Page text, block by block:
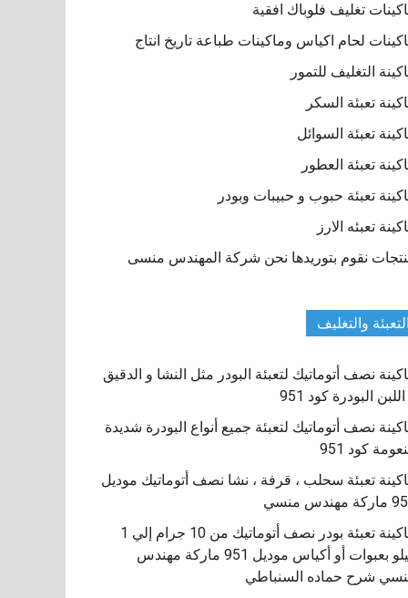
تغليف فلوباك افقية
لحام اكياس وماكينات طباعة تاريخ انتاج
التغليف للتمور
تعبئة السكر
تعبئة السوائل
تعبئة العطور
تعبئة حبوب و حبيبات وبودر
تعبئه الارز
نقوم بتوريدها نحن شركة المهندس منسى
التعبئة والتغليف
نصف أتوماتيك لتعبئة البودر مثل النشا و الدقيق
البودرة كود 951
نصف أتوماتيك لتعبئة جميع أنواع البودرة شديدة
كود 951
تعبئة سحلب ، قرفة ، نشا نصف أتوماتيك موديل
مهندس منسي
ماكينة تعبئة بودر نصف أتوماتيك من 10 جرام إلي 1
كيلو بعبوات أو أكياس موديل 951 ماركة مهندس
شرح حماده السنباطي